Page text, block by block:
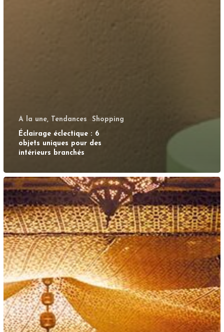
A la une, Tendances
Shopping
Éclairage éclectique : 6
objets uniques pour des
intérieurs branchés